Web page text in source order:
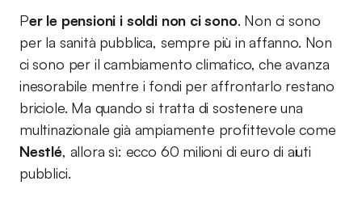
Per le pensioni i soldi non ci sono. Non ci sono
per la sanità pubblica, sempre più in affanno. Non
ci sono per il cambiamento climatico, che avanza
inesorabile mentre i fondi per affrontarlo restano
briciole. Ma quando si tratta di sostenere una
multinazionale già ampiamente profittevole come
Nestlé, allora sì: ecco 60 milioni di euro di aiuti
pubblici.